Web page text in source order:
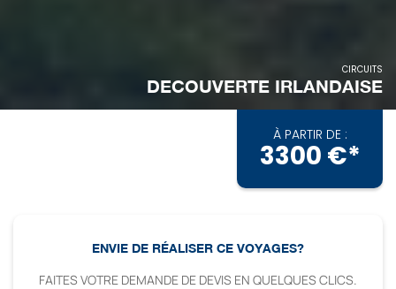
CIRCUITS
DECOUVERTE IRLANDAISE
À PARTIR DE :
3300 €*
ENVIE DE RÉALISER CE VOYAGES?
FAITES VOTRE DEMANDE DE DEVIS EN QUELQUES CLICS.